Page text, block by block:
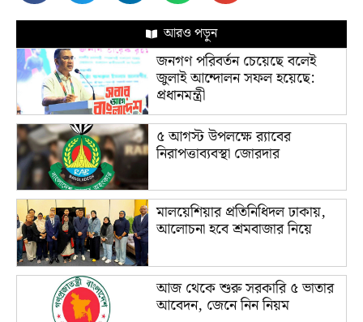
আরও পড়ুন
জনগণ পরিবর্তন চেয়েছে বলেই
জুলাই আন্দোলন সফল হয়েছে:
প্রধানমন্ত্রী
৫ আগস্ট উপলক্ষে র‌্যাবের
নিরাপত্তাব্যবস্থা জোরদার
মালয়েশিয়ার প্রতিনিধিদল ঢাকায়,
আলোচনা হবে শ্রমবাজার নিয়ে
আজ থেকে শুরু সরকারি ৫ ভাতার
আবেদন, জেনে নিন নিয়ম